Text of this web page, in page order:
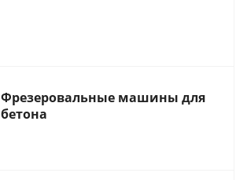
Фрезеровальные машины для
бетона